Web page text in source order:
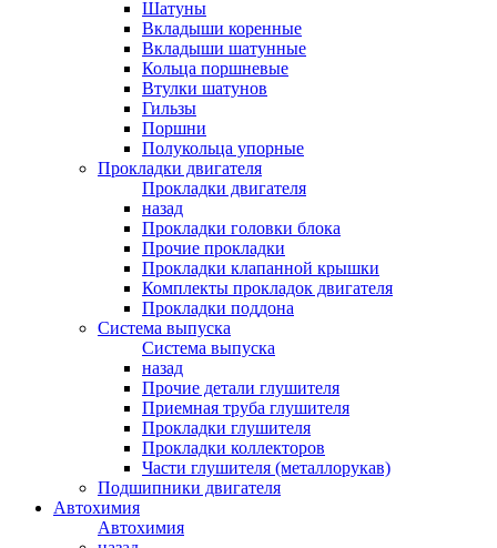
Шатуны
Вкладыши коренные
Вкладыши шатунные
Кольца поршневые
Втулки шатунов
Гильзы
Поршни
Полукольца упорные
Прокладки двигателя
Прокладки двигателя
назад
Прокладки головки блока
Прочие прокладки
Прокладки клапанной крышки
Комплекты прокладок двигателя
Прокладки поддона
Система выпуска
Система выпуска
назад
Прочие детали глушителя
Приемная труба глушителя
Прокладки глушителя
Прокладки коллекторов
Части глушителя (металлорукав)
Подшипники двигателя
Автохимия
Автохимия